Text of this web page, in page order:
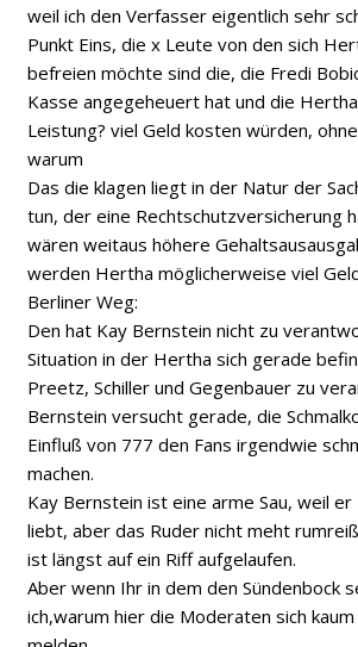
weil ich den Verfasser eigentlich sehr
Punkt Eins, die x Leute von den sich
befreien möchte sind die, die Fredi
Kasse angegeheuert hat und die
Leistung? viel Geld kosten würden,
warum
Das die klagen liegt in der Natur der
tun, der eine Rechtschutzversicherung
wären weitaus höhere
werden Hertha möglicherweise viel
Berliner Weg:
Den hat Kay Bernstein nicht zu
Situation in der Hertha sich gerade
Preetz, Schiller und Gegenbauer zu
Bernstein versucht gerade, die
Einfluß von 777 den Fans irgendwie
machen.
Kay Bernstein ist eine arme Sau, weil
liebt, aber das Ruder nicht meht
ist längst auf ein Riff aufgelaufen.
Aber wenn Ihr in dem den Sündenbock
ich,warum hier die Moderaten sich